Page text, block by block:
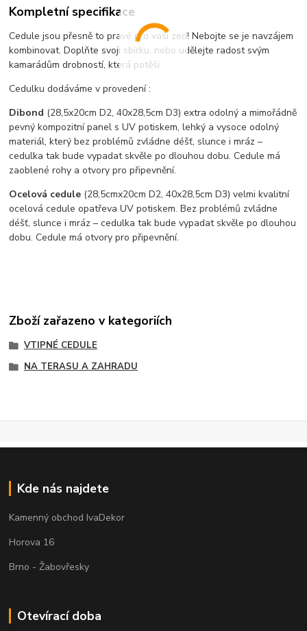
Kompletní specifikace
Cedule jsou přesně to pravé pro vaši zeď! Nebojte se je navzájem
kombinovat. Doplňte svoji sbírku, nebo udělejte radost svým
kamarádům drobností, která potěší.
Cedulku dodáváme v provedení :
Dibond (28,5x20cm D2, 40x28,5cm D3) extra odolný a mimořádně
pevný kompozitní panel s UV potiskem, lehký a vysoce odolný
materiál, který bez problémů zvládne déšť, slunce i mráz –
cedulka tak bude vypadat skvěle po dlouhou dobu. Cedule má
zaoblené rohy a otvory pro připevnění.
Ocelová cedule (28,5cmx20cm D2, 40x28,5cm D3) velmi kvalitní
ocelová cedule opatřeva UV potiskem. Bez problémů zvládne
déšť, slunce i mráz – cedulka tak bude vypadat skvěle po dlouhou
dobu. Cedule má otvory pro připevnění.
Zboží zařazeno v kategoriích
VTIPNÉ CEDULE
NA TERASU A ZAHRADU
Kde nás najdete
Kamenný obchod IvaDekor
Horova 16
Brno - Žabovřesky
Otevírací doba